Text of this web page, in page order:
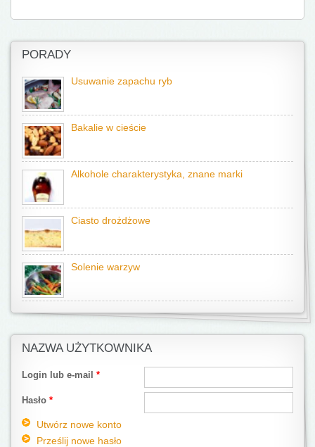
PORADY
Usuwanie zapachu ryb
Bakalie w cieście
Alkohole charakterystyka, znane marki
Ciasto drożdżowe
Solenie warzyw
NAZWA UŻYTKOWNIKA
Login lub e-mail *
Hasło *
Utwórz nowe konto
Prześlij nowe hasło